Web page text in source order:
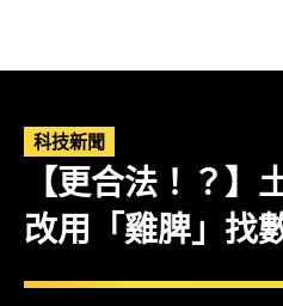
科技新聞
【更合法！？】
改用「雞脾」找